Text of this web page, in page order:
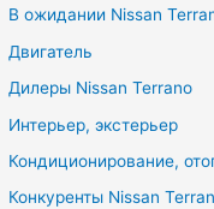
В ожидании Nissan
Двигатель
Дилеры Nissan Terrano
Интерьер, экстерьер
Кондиционирование,
Конкуренты Nissan